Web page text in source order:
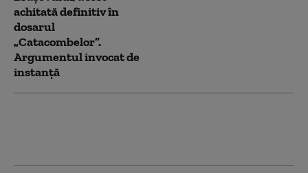
achitată definitiv în
dosarul
„Catacombelor”.
Argumentul invocat de
instanță